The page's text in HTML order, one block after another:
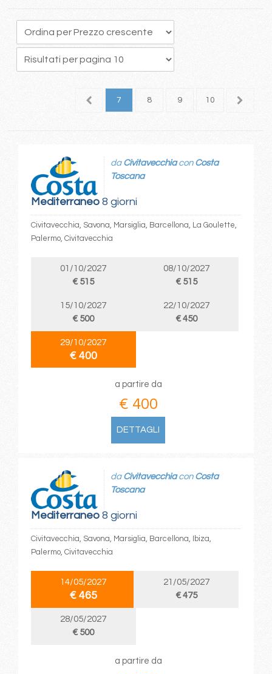
6 7 8 9 10 11
Mediterraneo8 giorni
da Civitavecchiacon Costa
Toscana
Civitavecchia, Savona, Marsiglia, Barcellona, La Goulette,
Palermo, Civitavecchia
01/10/2027
€ 515
08/10/2027
€ 515
15/10/2027
€ 500
22/10/2027
€ 450
29/10/2027
€ 400
a partire da
€ 400
DETTAGLI
Mediterraneo8 giorni
da Civitavecchiacon Costa
Toscana
Civitavecchia, Savona, Marsiglia, Barcellona, Ibiza,
Palermo, Civitavecchia
14/05/2027
€ 465
21/05/2027
€ 475
28/05/2027
€ 500
a partire da